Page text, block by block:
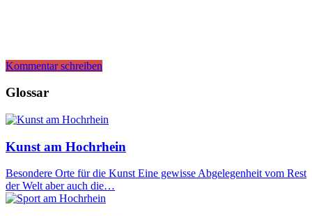
Kommentar schreiben
Glossar
Kunst am Hochrhein
Besondere Orte für die Kunst Eine gewisse Abgelegenheit vom Rest
der Welt aber auch die…